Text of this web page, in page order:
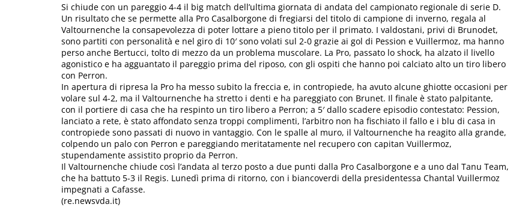
Si chiude con un pareggio 4-4 il big match dell’ultima giornata di andata del campionato regionale di serie D.
Un risultato che se permette alla Pro Casalborgone di fregiarsi del titolo di campione di inverno, regala al
Valtournenche la consapevolezza di poter lottare a pieno titolo per il primato. I valdostani, privi di Brunodet,
sono partiti con personalità e nel giro di 10′ sono volati sul 2-0 grazie ai gol di Pession e Vuillermoz, ma hanno
perso anche Bertucci, tolto di mezzo da un problema muscolare. La Pro, passato lo shock, ha alzato il livello
agonistico e ha agguantato il pareggio prima del riposo, con gli ospiti che hanno poi calciato alto un tiro libero
con Perron.
In apertura di ripresa la Pro ha messo subito la freccia e, in contropiede, ha avuto alcune ghiotte occasioni per
volare sul 4-2, ma il Valtournenche ha stretto i denti e ha pareggiato con Brunet. Il finale è stato palpitante,
con il portiere di casa che ha respinto un tiro libero a Perron; a 5′ dallo scadere episodio contestato: Pession,
lanciato a rete, è stato affondato senza troppi complimenti, l’arbitro non ha fischiato il fallo e i blu di casa in
contropiede sono passati di nuovo in vantaggio. Con le spalle al muro, il Valtournenche ha reagito alla grande,
colpendo un palo con Perron e pareggiando meritatamente nel recupero con capitan Vuillermoz,
stupendamente assistito proprio da Perron.
Il Valtournenche chiude così l’andata al terzo posto a due punti dalla Pro Casalborgone e a uno dal Tanu Team,
che ha battuto 5-3 il Regis. Lunedì prima di ritorno, con i biancoverdi della presidentessa Chantal Vuillermoz
impegnati a Cafasse.
(re.newsvda.it)